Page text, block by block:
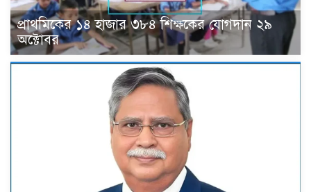
প্রাথমিকের ১৪ হাজার ৩৮৪ শিক্ষকের যোগদান ২৯
অক্টোবর